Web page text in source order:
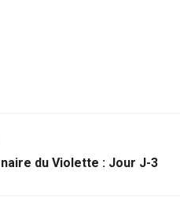
du Violette : Jour J-3